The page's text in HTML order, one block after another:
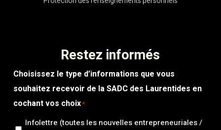
Restez informés
Choisissez le type d’informations que vous
souhaitez recevoir de la SADC des Laurentides en
cochant vos choix*
Infolettre (toutes les nouvelles entrepreneuriales /